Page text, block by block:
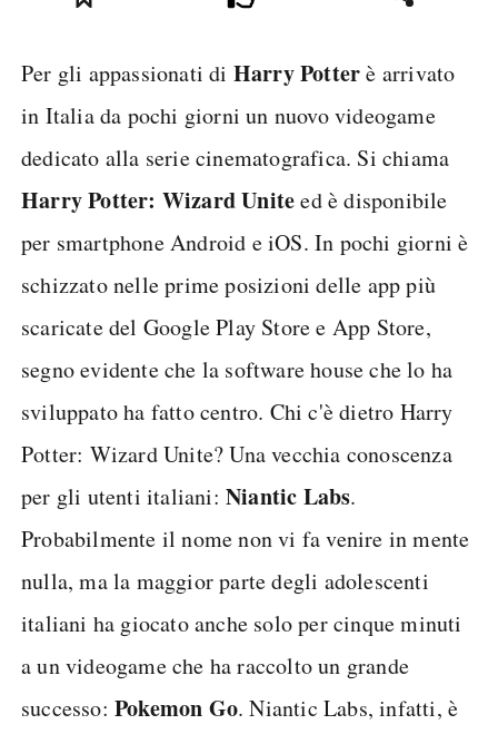
Per gli appassionati di Harry Potterè arrivato
in Italia da pochi giorni un nuovo videogame
dedicato alla serie cinematografica. Si chiama
Harry Potter: Wizard Uniteed è disponibile
per smartphone Android e iOS. In pochi giorni è
schizzato nelle prime posizioni delle app più
scaricate del Google Play Store e App Store,
segno evidente che la software house che lo ha
sviluppato ha fatto centro. Chi c'è dietro Harry
Potter: Wizard Unite? Una vecchia conoscenza
per gli utenti italiani: Niantic Labs.
Probabilmente il nome non vi fa venire in mente
nulla, ma la maggior parte degli adolescenti
italiani ha giocato anche solo per cinque minuti
a un videogame che ha raccolto un grande
successo: Pokemon Go. Niantic Labs, infatti, è